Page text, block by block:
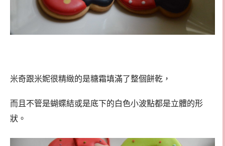
米奇跟米妮很精緻的是糖霜填滿了整個餅乾，
而且不管是蝴蝶結或是底下的白色小波點都是立體的形
狀。